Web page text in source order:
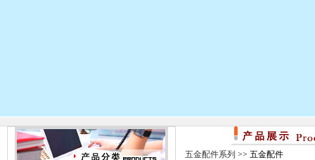
五金配件系列 >> 五金配件